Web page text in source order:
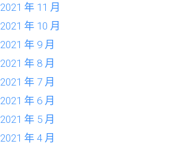
2021 年 11 月
2021 年 10 月
2021 年 9 月
2021 年 8 月
2021 年 7 月
2021 年 6 月
2021 年 5 月
2021 年 4 月